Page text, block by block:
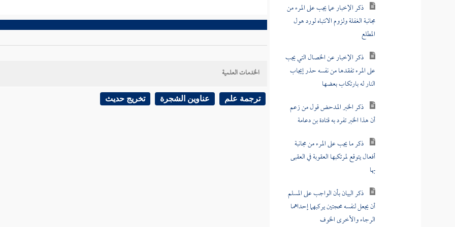
مجانبة الغفلة ولزوم الانتباه لورد هول
المطلع
ذكر الإخبار عن الخصال التي يجب
على المرء تفقدها من نفسه حذر إيجاب
النار له بارتكاب بعضها
ذكر الخبر المدحض قول من زعم
أن هذا الخبر تفرد به قتادة بن دعامة
ذكر ما يجب على المرء من مجانبة
أفعال يتوقع لمرتكبها العقوبة في العقبى
بها
ذكر البيان بأن الواجب على المسلم
أن يجعل لنفسه محجتين يركبهما إحداهما
الرجاء والأخرى الخوف
الخدمات العلمية
ترجمة علم عناوين الشجرة تخريج حديث